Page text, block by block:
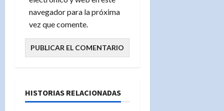
navegador para la próxima
vez que comente.
HISTORIAS RELACIONADAS